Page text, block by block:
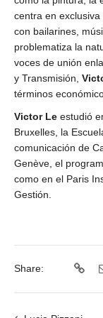
centra en
con bailarines,
problematiza la
voces de unión
y Transmisión,
términos
Victor Le estudió
Bruxelles, la
comunicación de
Genève, el
como en el Paris
Gestión.
Share: